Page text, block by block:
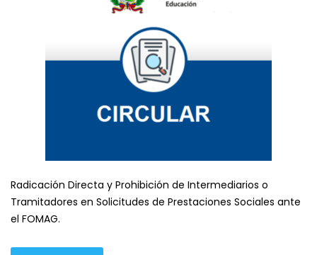
Radicación Directa y Prohibición de Intermediarios o
Tramitadores en Solicitudes de Prestaciones Sociales ante
el FOMAG.